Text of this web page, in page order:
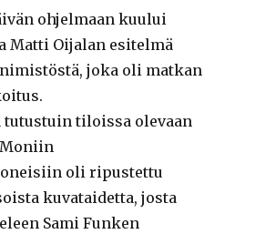
ohjelmaan kuului
Matti Oijalan esitelmä
joka oli matkan
tutustuin tiloissa olevaan
oli ripustettu
kuvataidetta, josta
Sami Funken